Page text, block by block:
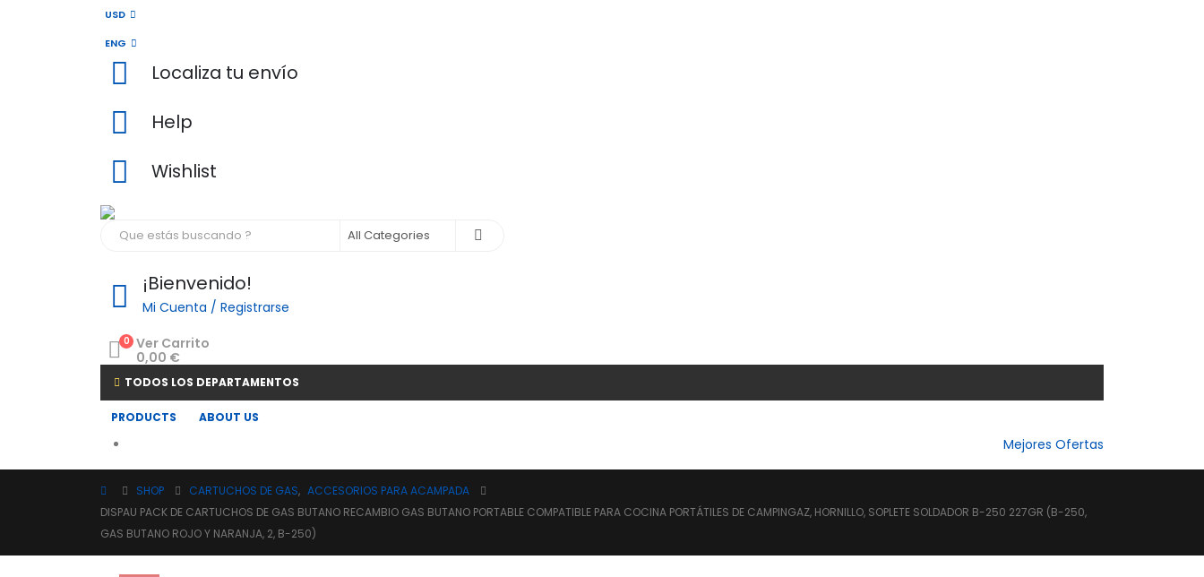
USD
ENG
Localiza tu envío
Help
Wishlist
¡Bienvenido!
Mi Cuenta / Registrarse
0 Ver Carrito
0,00 €
TODOS LOS DEPARTAMENTOS
PRODUCTS ABOUT US
Mejores Ofertas
SHOP CARTUCHOS DE GAS, ACCESORIOS PARA ACAMPADA
DISPAU PACK DE CARTUCHOS DE GAS BUTANO RECAMBIO GAS BUTANO PORTABLE COMPATIBLE PARA COCINA PORTÁTILES DE CAMPINGAZ, HORNILLO, SOPLETE SOLDADOR B-250 227GR (B-250,
GAS BUTANO ROJO Y NARANJA, 2, B-250)